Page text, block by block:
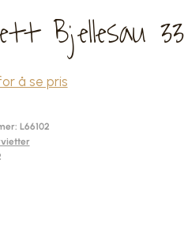
Bjellesau
å se pris
L66102